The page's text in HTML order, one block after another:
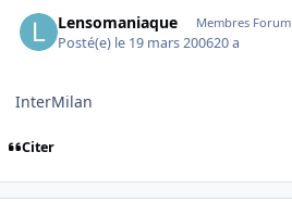
Lensomaniaque Membres Forum
Posté(e) le 19 mars 200620 a
InterMilan
Citer